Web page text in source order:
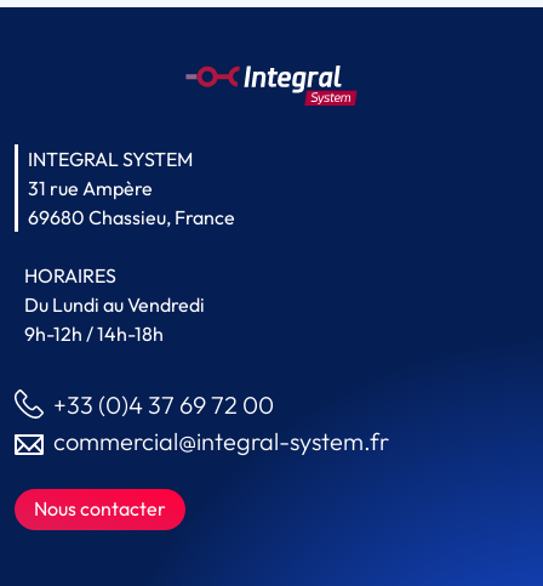
INTEGRAL SYSTEM
31 rue Ampère
69680 Chassieu, France
HORAIRES
Du Lundi au Vendredi
9h-12h / 14h-18h
+33 (0)4 37 69 72 00
commercial@integral-system.fr
Nous contacter